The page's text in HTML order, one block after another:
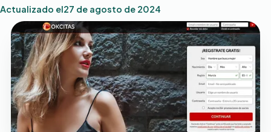
Actualizado el27 de agosto de 2024